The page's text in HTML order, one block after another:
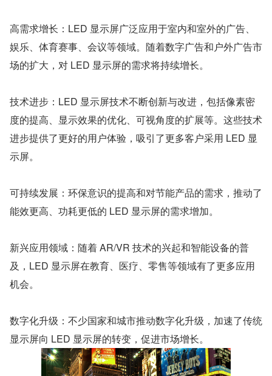
高需求增长：LED 显示屏广泛应用于室内和室外的广告、
娱乐、体育赛事、会议等领域。随着数字广告和户外广告市
场的扩大，对 LED 显示屏的需求将持续增长。
技术进步：LED 显示屏技术不断创新与改进，包括像素密
度的提高、显示效果的优化、可视角度的扩展等。这些技术
进步提供了更好的用户体验，吸引了更多客户采用 LED 显
示屏。
可持续发展：环保意识的提高和对节能产品的需求，推动了
能效更高、功耗更低的 LED 显示屏的需求增加。
新兴应用领域：随着 AR/VR 技术的兴起和智能设备的普
及，LED 显示屏在教育、医疗、零售等领域有了更多应用
机会。
数字化升级：不少国家和城市推动数字化升级，加速了传统
显示屏向 LED 显示屏的转变，促进市场增长。